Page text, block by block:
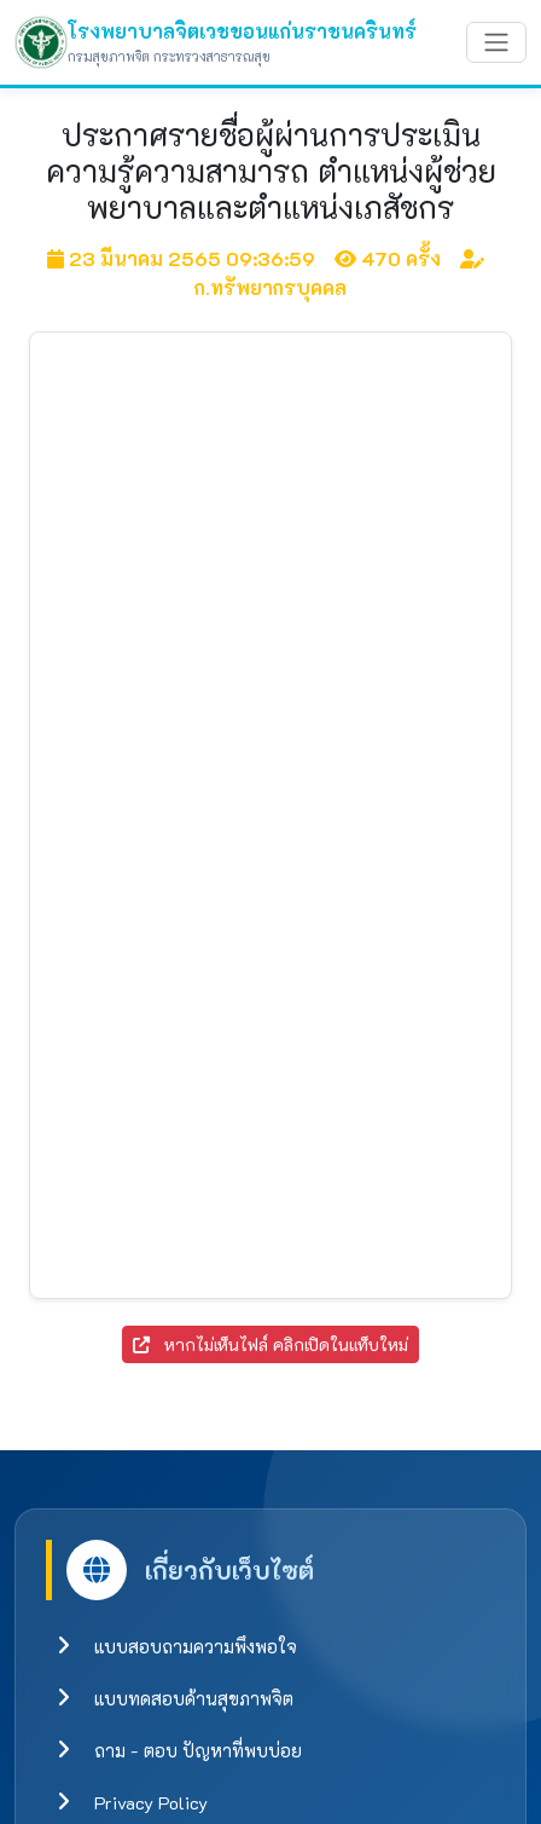
โรงพยาบาลจิตเวชขอนแก่นราชนครินทร์
กรมสุขภาพจิต กระทรวงสาธารณสุข
ประกาศรายชื่อผู้ผ่านการประเมิน
ความรู้ความสามารถ ตำแหน่งผู้ช่วย
พยาบาลและตำแหน่งเภสัชกร
23 มีนาคม 2565 09:36:59
470 ครั้ง
ก.ทรัพยากรบุคคล
หากไม่เห็นไฟล์ คลิกเปิดในแท็บใหม่
เกี่ยวกับเว็บไซต์
แบบสอบถามความพึงพอใจ
แบบทดสอบด้านสุขภาพจิต
ถาม - ตอบ ปัญหาที่พบบ่อย
Privacy Policy